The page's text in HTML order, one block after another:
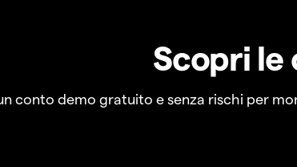
Scopri
conto demo gratuito e senza rischi per